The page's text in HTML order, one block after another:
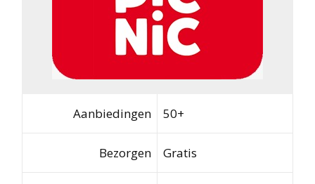
Aanbiedingen 50+
Bezorgen Gratis